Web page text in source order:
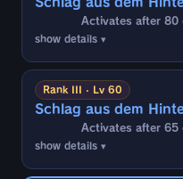
▼Bedingungen:
Wenn 100 Zeiteinheiten
alle folgenden
Mal):
- "
Freezer-Armee"
- Erleiden eines
gegnerischem Angriff
▼Effektdetails:
- Unterbricht
Activates after
show details ▾
▼Effektziel:
▼Bedingungen:
Wenn 80 Zeiteinheiten
folgenden Bedingungen
- "
Freezer-Armee"
Rank III · Lv 60
Schlag aus dem
Activates after
show details ▾
▼Effektziel: